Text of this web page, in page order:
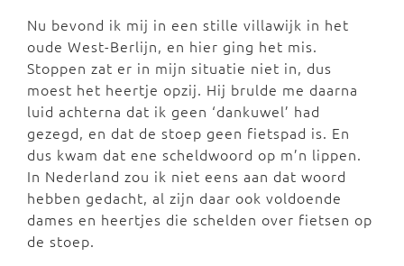
Nu bevond ik mij in een stille villawijk in het
oude West-Berlijn, en hier ging het mis.
Stoppen zat er in mijn situatie niet in, dus
moest het heertje opzij. Hij brulde me daarna
luid achterna dat ik geen ‘dankuwel’ had
gezegd, en dat de stoep geen fietspad is. En
dus kwam dat ene scheldwoord op m’n lippen.
In Nederland zou ik niet eens aan dat woord
hebben gedacht, al zijn daar ook voldoende
dames en heertjes die schelden over fietsen op
de stoep.